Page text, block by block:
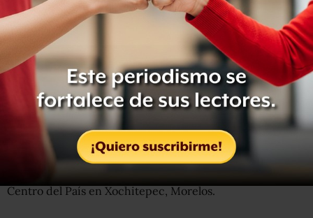
Las otras 7 personas muertas en el accidente de Blake
Mora fueron: Felipe Zamora Castro, subsecretario de
asuntos jurídicos y derechos humanos; José Alfredo
García Medina, director general de Comunicación Social
en Segob; Diana Miriam Hayton Sánchez, secretaria
técnica de la oficina del secretario; Mayor René de León
Sapién; del personal de la fuerza aérea, el Teniente
Coronel Felipe Bacio Cortés; Teniente Pedro Ramón
Escobar, y el Sargento Segundo Jorge Luis Juárez Gómez.
Blake Mora murió esta mañana luego que su helicóptero
cayera cuando viajaba a la reunión de Procuradores del
Centro del País en Xochitepec, Morelos.